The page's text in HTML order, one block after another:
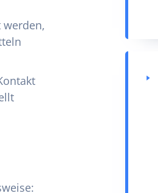
werden,